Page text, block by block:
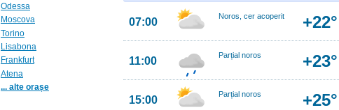
Odessa
Moscova
Torino
Lisabona
Frankfurt
Atena
... alte orașe
07:00 Noros, cer acoperit +22°
11:00 Parțial noros +23°
15:00 Parțial noros +25°